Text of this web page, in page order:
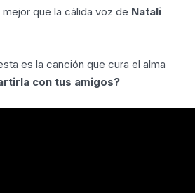
que la cálida voz de Natali
es la canción que cura el alma
con tus amigos?